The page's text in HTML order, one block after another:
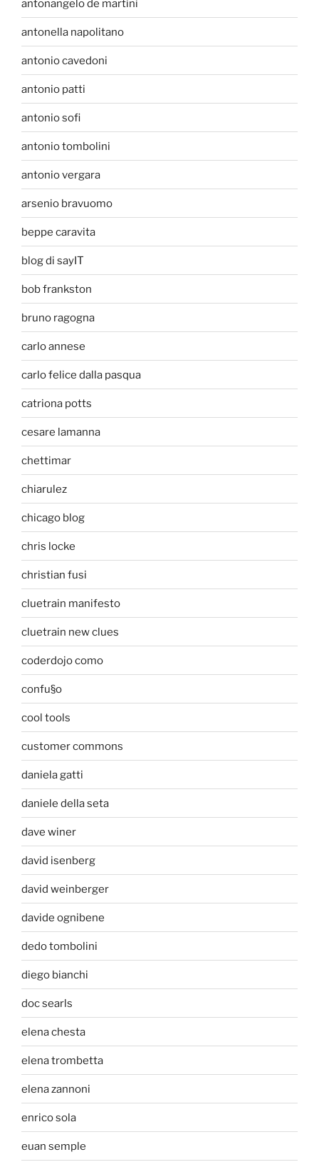
antonangelo de martini
antonella napolitano
antonio cavedoni
antonio patti
antonio sofi
antonio tombolini
antonio vergara
arsenio bravuomo
beppe caravita
blog di sayIT
bob frankston
bruno ragogna
carlo annese
carlo felice dalla pasqua
catriona potts
cesare lamanna
chettimar
chiarulez
chicago blog
chris locke
christian fusi
cluetrain manifesto
cluetrain new clues
coderdojo como
confu§o
cool tools
customer commons
daniela gatti
daniele della seta
dave winer
david isenberg
david weinberger
davide ognibene
dedo tombolini
diego bianchi
doc searls
elena chesta
elena trombetta
elena zannoni
enrico sola
euan semple